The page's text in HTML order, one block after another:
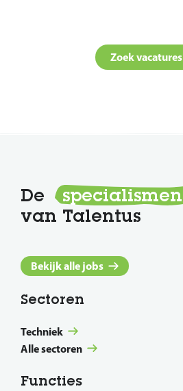
Zoek vacatures
De
specialismen
van Talentus
Bekijk alle jobs
Sectoren
Techniek
Alle sectoren
Functies